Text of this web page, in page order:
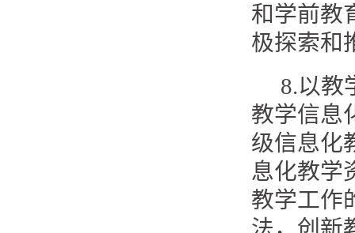
和学前教
极探索和
8.以教
教学信息
级信息化
息化教学
教学工作